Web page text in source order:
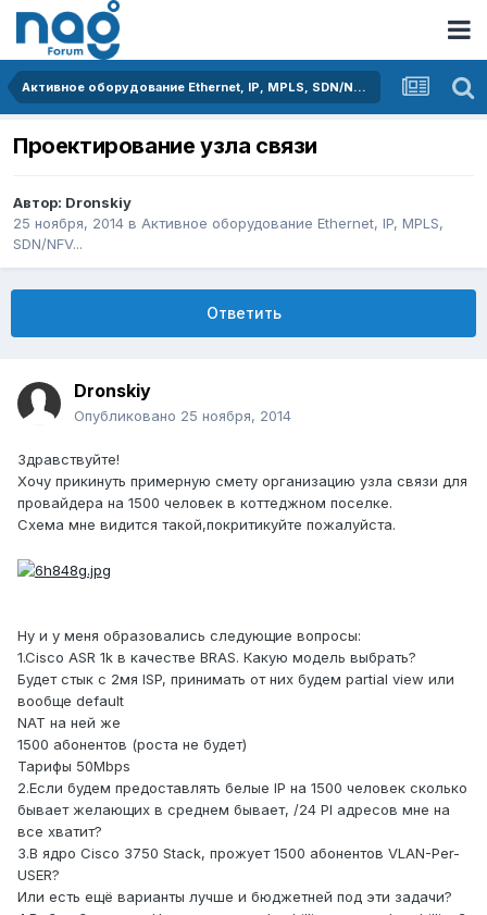
Активное оборудование Ethernet, IP, MPLS, SDN/NFV...
Проектирование узла связи
Автор: Dronskiy
25 ноября, 2014 в Активное оборудование Ethernet, IP, MPLS,
SDN/NFV...
Ответить
Dronskiy
Опубликовано 25 ноября, 2014
Здравствуйте!
Хочу прикинуть примерную смету организацию узла связи для
провайдера на 1500 человек в коттеджном поселке.
Схема мне видится такой,покритикуйте пожалуйста.
Ну и у меня образовались следующие вопросы:
1.Cisco ASR 1k в качестве BRAS. Какую модель выбрать?
Будет стык с 2мя ISP, принимать от них будем partial view или
вообще default
NAT на ней же
1500 абонентов (роста не будет)
Тарифы 50Mbps
2.Если будем предоставлять белые IP на 1500 человек сколько
бывает желающих в среднем бывает, /24 PI адресов мне на
все хватит?
3.В ядро Cisco 3750 Stack, прожует 1500 абонентов VLAN-Per-
USER?
Или есть ещё варианты лучше и бюджетней под эти задачи?